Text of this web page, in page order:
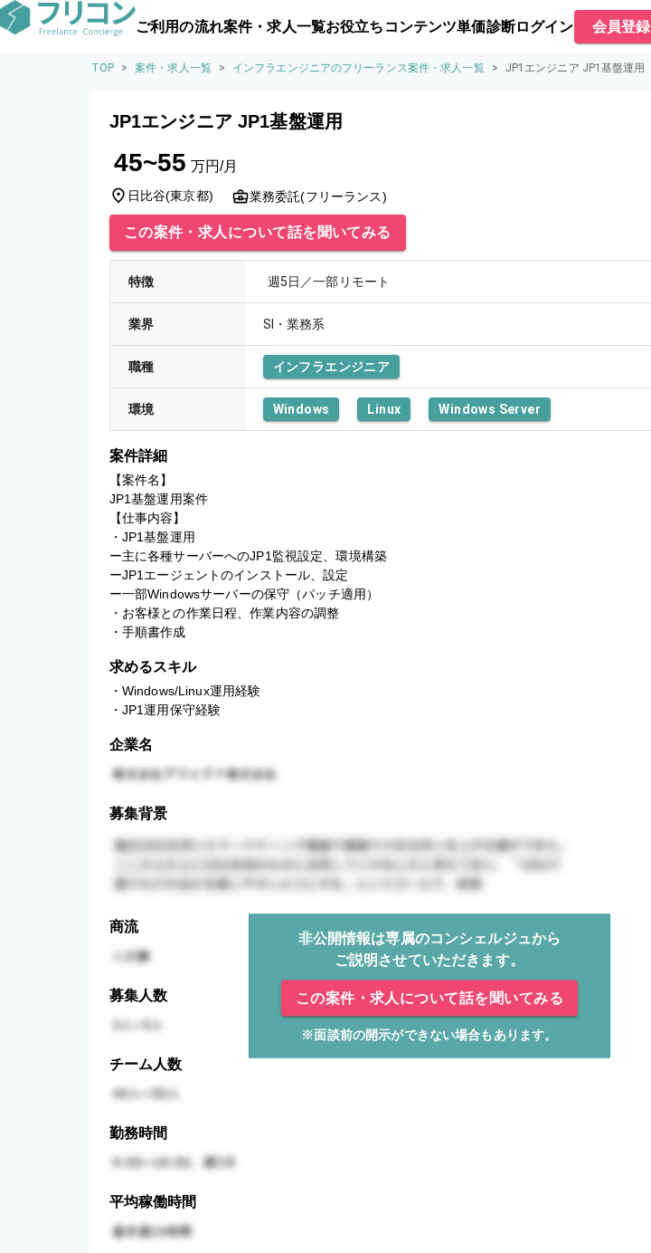
ご利用の流れ案件・求人一覧お役立ちコンテンツ単価診断ログイン 会員登録
TOP > 案件・求人一覧 > インフラエンジニアのフリーランス案件・求人一覧 > JP1エンジニア JP1基盤運用
JP1エンジニア JP1基盤運用
45~55 万円/月
日比谷(東京都) 業務委託(フリーランス)
この案件・求人について話を聞いてみる
特徴 週5日／一部リモート
業界 SI・業務系
職種 インフラエンジニア
環境 Windows Linux Windows Server
案件詳細
【案件名】
JP1基盤運用案件
【仕事内容】
・JP1基盤運用
ー主に各種サーバーへのJP1監視設定、環境構築
ーJP1エージェントのインストール、設定
ー一部Windowsサーバーの保守（パッチ適用）
・お客様との作業日程、作業内容の調整
・手順書作成
求めるスキル
・Windows/Linux運用経験
・JP1運用保守経験
企業名
募集背景
商流
非公開情報は専属のコンシェルジュから
ご説明させていただきます。
この案件・求人について話を聞いてみる
※面談前の開示ができない場合もあります。
募集人数
チーム人数
勤務時間
平均稼働時間